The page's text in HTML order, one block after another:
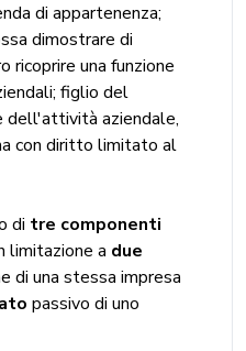
di appartenenza;
dimostrare di
ricoprire una funzione
figlio del
dell'attività aziendale,
con diritto limitato al
di tre componenti
limitazione a due
di una stessa impresa
passivo di uno